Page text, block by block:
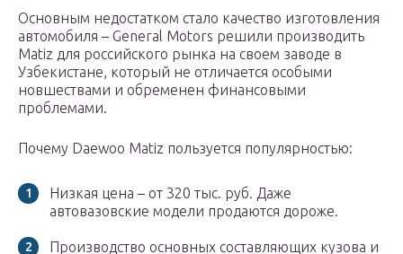
Основным недостатком стало качество изготовления
автомобиля – General Motors решили производить
Matiz для российского рынка на своем заводе в
Узбекистане, который не отличается особыми
новшествами и обременен финансовыми
проблемами.
Почему Daewoo Matiz пользуется популярностью:
Низкая цена – от 320 тыс. руб. Даже
автовазовские модели продаются дороже.
Производство основных составляющих кузова и